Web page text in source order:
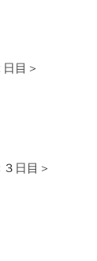
目＞
日目＞